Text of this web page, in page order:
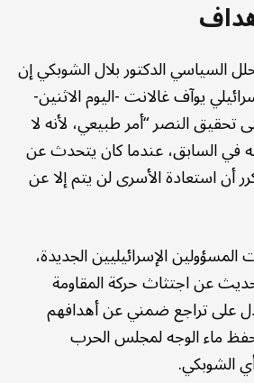
السياسي الدكتور بلال الشوبكي إن
يوآف غالانت -اليوم الاثنين-
تحقيق النصر “أمر طبيعي، لأنه لا
في السابق، عندما كان يتحدث عن
أن استعادة الأسرى لن يتم إلا عن
الإسرائيليين الجديدة،
عن اجتثاث حركة المقاومة
على تراجع ضمني عن أهدافهم
حفظ ماء الوجه لمجلس الحرب
الشوبكي.